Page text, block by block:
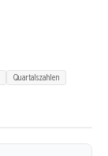
Quartalszahlen